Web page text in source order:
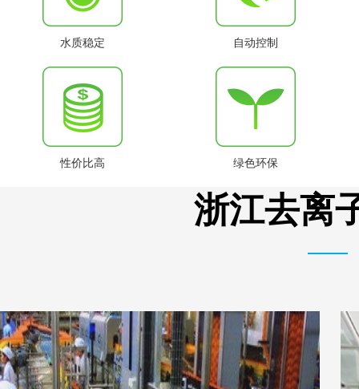
水质稳定 自动控制
性价比高 绿色环保
浙江去离